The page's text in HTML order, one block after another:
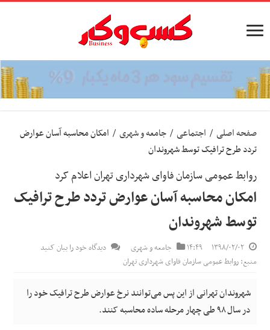
صفحه اصلی / اجتماعی / جامعه و شهری / امکان محاسبه آسان عوارض
تردد طرح ترافیک توسط شهروندان
روابط عمومی سازمان فاوای شهرداری تهران اعلام کرد
امکان محاسبه آسان عوارض تردد طرح ترافیک
توسط شهروندان
۱۳۹۸/۰۲/۰۲ ۱۴:۴۹ جامعه و شهری
دیدگاه خود را بیان کنید
منبع: روابط عمومی سازمان فاوای شهرداری تهران
شهروندان تهرانی از این پس می‌توانند نرخ عوارض طرح ترافیک خود را
در سال ۹۸ طی چهار مرحله ساده محاسبه کنند.